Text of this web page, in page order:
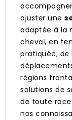
ajuster une
adaptée à la
cheval, en
pratiquée,
régions
solutions de
de toute
nos